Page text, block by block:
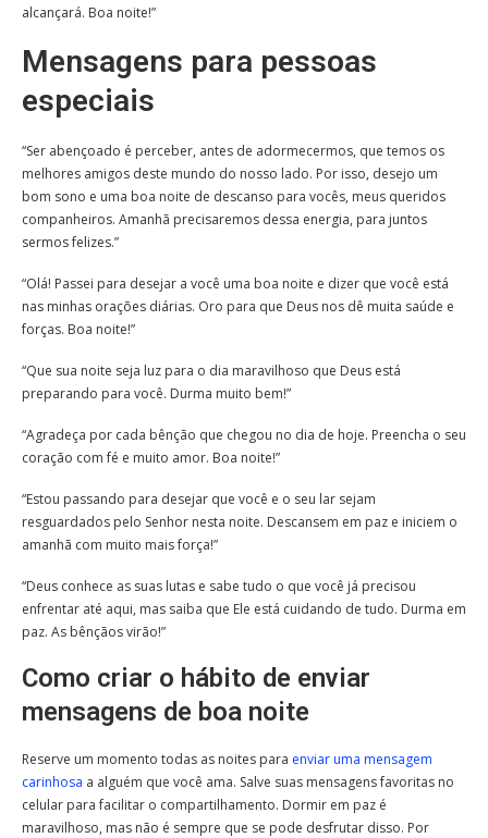
alcançará. Boa noite!”
Mensagens para pessoas
especiais
“Ser abençoado é perceber, antes de adormecermos, que temos os
melhores amigos deste mundo do nosso lado. Por isso, desejo um
bom sono e uma boa noite de descanso para vocês, meus queridos
companheiros. Amanhã precisaremos dessa energia, para juntos
sermos felizes.”
“Olá! Passei para desejar a você uma boa noite e dizer que você está
nas minhas orações diárias. Oro para que Deus nos dê muita saúde e
forças. Boa noite!”
“Que sua noite seja luz para o dia maravilhoso que Deus está
preparando para você. Durma muito bem!”
“Agradeça por cada bênção que chegou no dia de hoje. Preencha o seu
coração com fé e muito amor. Boa noite!”
“Estou passando para desejar que você e o seu lar sejam
resguardados pelo Senhor nesta noite. Descansem em paz e iniciem o
amanhã com muito mais força!”
“Deus conhece as suas lutas e sabe tudo o que você já precisou
enfrentar até aqui, mas saiba que Ele está cuidando de tudo. Durma em
paz. As bênçãos virão!”
Como criar o hábito de enviar
mensagens de boa noite
Reserve um momento todas as noites para enviar uma mensagem
carinhosa a alguém que você ama. Salve suas mensagens favoritas no
celular para facilitar o compartilhamento. Dormir em paz é
maravilhoso, mas não é sempre que se pode desfrutar disso. Por